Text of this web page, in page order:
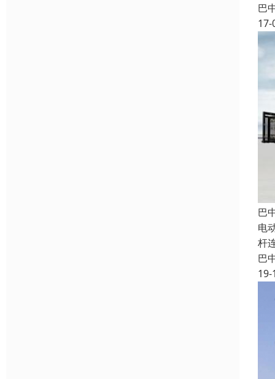
巴
17-
巴
电
杆
巴
19-